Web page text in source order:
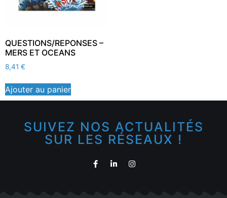
QUESTIONS/REPONSES –
MERS ET OCEANS
8,41 €
Ajouter au panier
SUIVEZ NOS ACTUALITÉS
SUR LES RÉSEAUX !